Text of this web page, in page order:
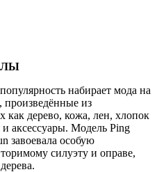
набирает мода на
произведённые из
как дерево, кожа, лен, хлопок
аксессуары. Модель Ping
завоевала особую
силуэту и оправе,